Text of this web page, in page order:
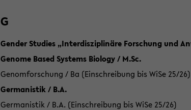
G
Gender Studies „Interdisziplinäre Forschung und
Genome Based Systems Biology / M.Sc.
Genomforschung / Ba (Einschreibung bis WiSe 25/26)
Germanistik / B.A.
Germanistik / B.A. (Einschreibung bis WiSe 25/26)